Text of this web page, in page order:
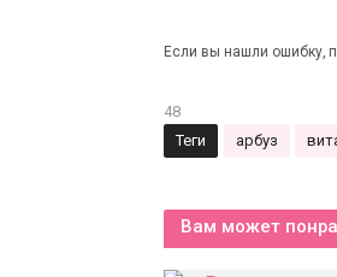
Если вы нашли ошибку,
48
Теги
арбуз
Вам может